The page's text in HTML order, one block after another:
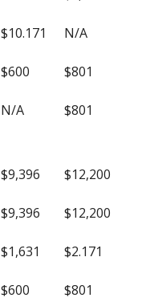
$10.171 N/A
$600 $801
N/A $801
$9,396 $12,200
$9,396 $12,200
$1,631 $2.171
$600 $801